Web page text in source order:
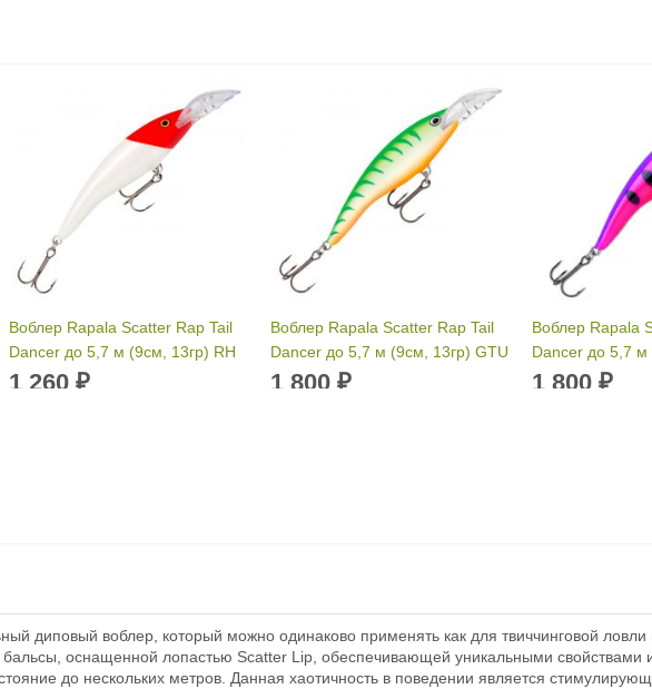
Воблер Rapala Scatter Rap Tail
Dancer до 5,7 м (9см, 13гр) RH
1 260 ₽
Воблер Rapala Scatter Rap Tail
Dancer до 5,7 м (9см, 13гр) GTU
1 800 ₽
Воблер Rapala
Dancer до 5,7 м
1 800 ₽
диповый воблер, который можно одинаково применять как для твиччинговой
бальсы, оснащенной лопастью Scatter Lip, обеспечивающей уникальными свойствами
до нескольких метров. Данная хаотичность в поведении является